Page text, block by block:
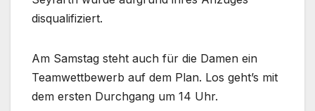
disqualifiziert.
Am Samstag steht auch für die Damen ein
Teamwettbewerb auf dem Plan. Los geht’s mit
dem ersten Durchgang um 14 Uhr.